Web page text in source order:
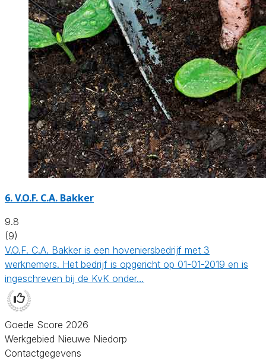
6.V.O.F. C.A. Bakker
9.8
(9)
V.O.F. C.A. Bakker is een hoveniersbedrijf met 3
werknemers. Het bedrijf is opgericht op 01-01-2019 en is
ingeschreven bij de KvK onder…
Goede Score 2026
Werkgebied Nieuwe Niedorp
Contactgegevens